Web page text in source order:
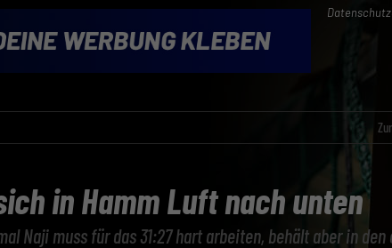
in Hamm Luft nach unten
Naji muss für das 31:27 hart arbeiten, behält aber in